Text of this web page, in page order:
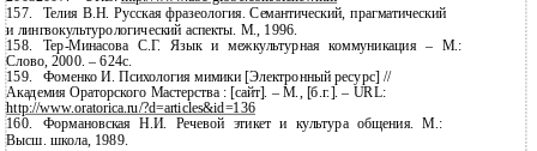
157. Телия В.Н. Русская фразеология. Семантический, прагматический
и лингвокультурологический аспекты. М., 1996.
158. Тер-МинасоваС.Г. Язык и межкультурная коммуникация – М.:
Слово, 2000. – 624с.
159. Фоменко И. Психология мимики [Электронный ресурс] //
Академия Ораторского Мастерства : [сайт]. – М., [б.г.]. – URL:
http://www.oratorica.ru/?d=articles&id=136
160. Формановская Н.И. Речевой этикет и культура общения. М.:
Высш. школа, 1989.